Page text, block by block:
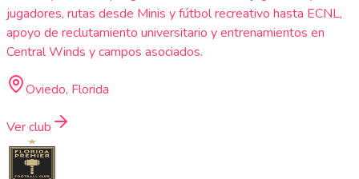
jugadores, rutas desde Minis y fútbol recreativo hasta ECNL,
apoyo de reclutamiento universitario y entrenamientos en
Central Winds y campos asociados.
Oviedo, Florida
Ver club